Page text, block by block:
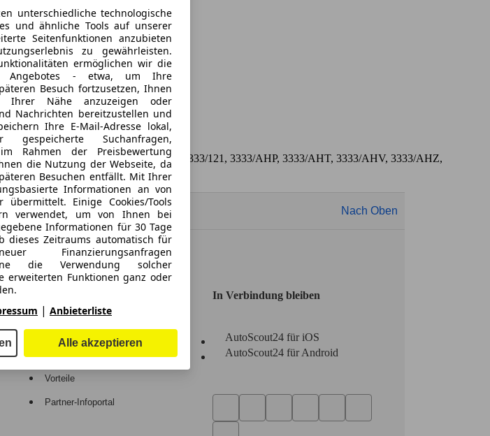
063, 3333/069, 3333/070, 3333/090, 3333/121, 3333/AHP, 3333/AHT, 3333/AHV, 3333/AHZ,
Nach Oben
Händler
Anmelden
Vorteile
Partner-Infoportal
In Verbindung bleiben
AutoScout24 für iOS
AutoScout24 für Android
unterschiedliche technologische
und ähnliche Tools auf unserer
Seitenfunktionen anzubieten
zu gewährleisten.
ermöglichen wir die
Angebotes - etwa, um Ihre
Besuch fortzusetzen, Ihnen
Ihrer Nähe anzuzeigen oder
Nachrichten bereitzustellen und
Ihre E-Mail-Adresse lokal,
Suchanfragen,
Rahmen der Preisbewertung
die Nutzung der Webseite, da
Besuchen entfällt. Mit Ihrer
Informationen an von
Einige Cookies/Tools
verwendet, um von Ihnen bei
Informationen für 30 Tage
dieses Zeitraums automatisch für
Finanzierungsanfragen
die Verwendung solcher
erweiterten Funktionen ganz oder
| Anbieterliste
Alle akzeptieren